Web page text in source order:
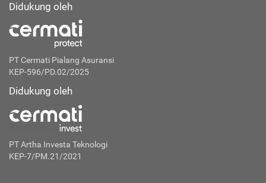
Didukung oleh
PT Cermati Pialang Asuransi
KEP-596/PD.02/2025
Didukung oleh
PT Artha Investa Teknologi
KEP-7/PM.21/2021